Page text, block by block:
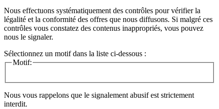
Nous effectuons systématiquement des contrôles pour vérifier la
légalité et la conformité des offres que nous diffusons. Si malgré ces
contrôles vous constatez des contenus inappropriés, vous pouvez
nous le signaler.
Sélectionnez un motif dans la liste ci-dessous :
Motif:
Nous vous rappelons que le signalement abusif est strictement
interdit.